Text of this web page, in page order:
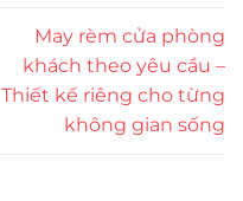
May rèm cửa phòng
khách theo yêu cầu –
Thiết kế riêng cho từng
không gian sống